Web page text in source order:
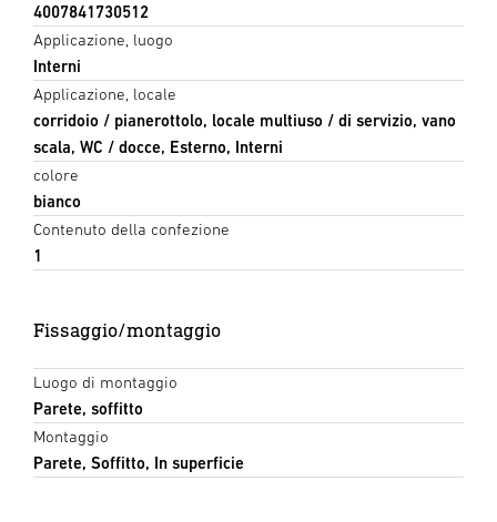
4007841730512
Applicazione, luogo
Interni
Applicazione, locale
corridoio / pianerottolo, locale multiuso / di servizio, vano
scala, WC / docce, Esterno, Interni
colore
bianco
Contenuto della confezione
1
Fissaggio/montaggio
Luogo di montaggio
Parete, soffitto
Montaggio
Parete, Soffitto, In superficie